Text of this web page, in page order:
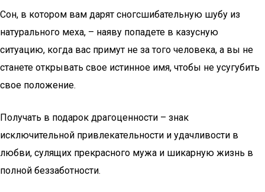
Сон, в котором вам дарят сногсшибательную шубу из
натурального меха, – наяву попадете в казусную
ситуацию, когда вас примут не за того человека, а вы не
станете открывать свое истинное имя, чтобы не усугубить
свое положение.
Получать в подарок драгоценности – знак
исключительной привлекательности и удачливости в
любви, сулящих прекрасного мужа и шикарную жизнь в
полной беззаботности.